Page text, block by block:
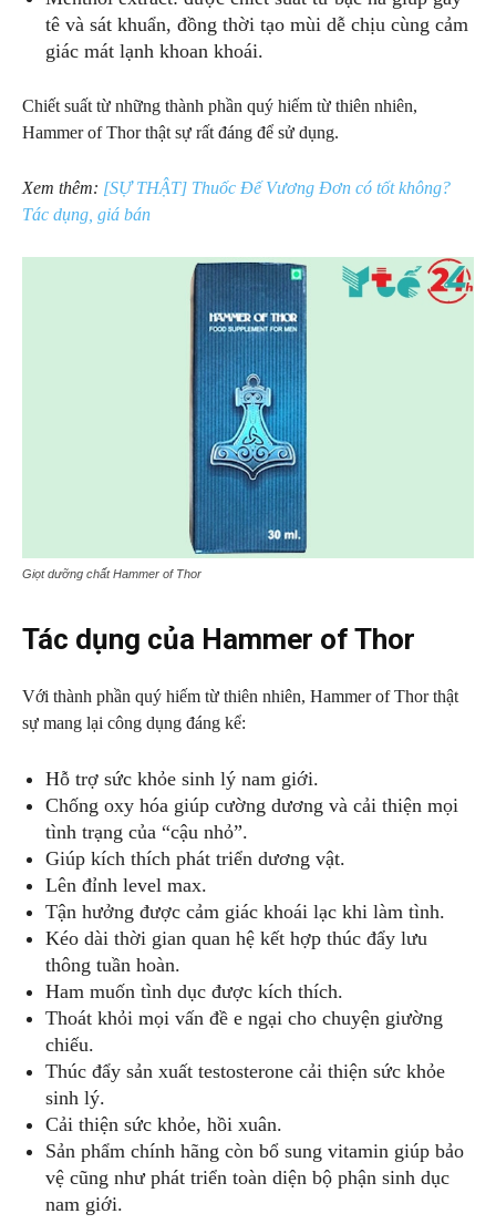
tê và sát khuẩn, đồng thời tạo mùi dễ chịu cùng cảm
giác mát lạnh khoan khoái.
Chiết suất từ những thành phần quý hiếm từ thiên nhiên,
Hammer of Thor thật sự rất đáng để sử dụng.
Xem thêm: [SỰ THẬT] Thuốc Đế Vương Đơn có tốt không?
Tác dụng, giá bán
Giọt dưỡng chất Hammer of Thor
Tác dụng của Hammer of Thor
Với thành phần quý hiếm từ thiên nhiên, Hammer of Thor thật
sự mang lại công dụng đáng kể:
Hỗ trợ sức khỏe sinh lý nam giới.
Chống oxy hóa giúp cường dương và cải thiện mọi
tình trạng của “cậu nhỏ”.
Giúp kích thích phát triển dương vật.
Lên đỉnh level max.
Tận hưởng được cảm giác khoái lạc khi làm tình.
Kéo dài thời gian quan hệ kết hợp thúc đẩy lưu
thông tuần hoàn.
Ham muốn tình dục được kích thích.
Thoát khỏi mọi vấn đề e ngại cho chuyện giường
chiếu.
Thúc đẩy sản xuất testosterone cải thiện sức khỏe
sinh lý.
Cải thiện sức khỏe, hồi xuân.
Sản phẩm chính hãng còn bổ sung vitamin giúp bảo
vệ cũng như phát triển toàn diện bộ phận sinh dục
nam giới.